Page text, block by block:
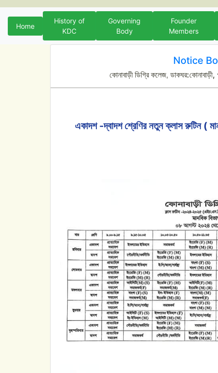
Home
History of
KDC
Governing
Body
Founder
Members
Notice
কোনাবাড়ী ডিগ্রি কলেজ,
একাদশ -দ্বাদশ শ্রেণির নতুন ক্লাস রুটিন (